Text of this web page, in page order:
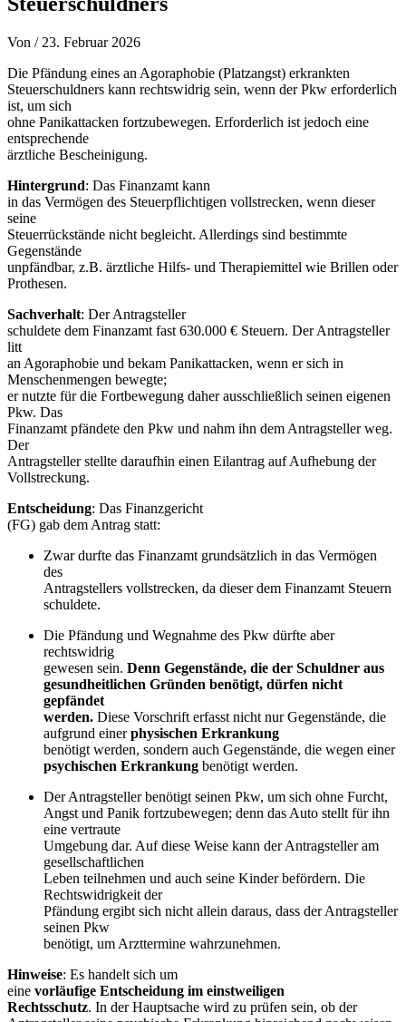
Von / 23. Februar 2026
Die Pfändung eines an Agoraphobie (Platzangst) erkrankten
Steuerschuldners kann rechtswidrig sein, wenn der Pkw erforderlich
ist, um sich
ohne Panikattacken fortzubewegen. Erforderlich ist jedoch eine
entsprechende
ärztliche Bescheinigung.
Hintergrund: Das Finanzamt kann
in das Vermögen des Steuerpflichtigen vollstrecken, wenn dieser
seine
Steuerrückstände nicht begleicht. Allerdings sind bestimmte
Gegenstände
unpfändbar, z.B. ärztliche Hilfs- und Therapiemittel wie Brillen oder
Prothesen.
Sachverhalt: Der Antragsteller
schuldete dem Finanzamt fast 630.000 € Steuern. Der Antragsteller
litt
an Agoraphobie und bekam Panikattacken, wenn er sich in
Menschenmengen bewegte;
er nutzte für die Fortbewegung daher ausschließlich seinen eigenen
Pkw. Das
Finanzamt pfändete den Pkw und nahm ihn dem Antragsteller weg.
Der
Antragsteller stellte daraufhin einen Eilantrag auf Aufhebung der
Vollstreckung.
Entscheidung: Das Finanzgericht
(FG) gab dem Antrag statt:
Zwar durfte das Finanzamt grundsätzlich in das Vermögen
des
Antragstellers vollstrecken, da dieser dem Finanzamt Steuern
schuldete.
Die Pfändung und Wegnahme des Pkw dürfte aber
rechtswidrig
gewesen sein. Denn Gegenstände, die der Schuldner aus
gesundheitlichen Gründen benötigt, dürfen nicht
gepfändet
werden. Diese Vorschrift erfasst nicht nur Gegenstände, die
aufgrund einerphysischen Erkrankung
benötigt werden, sondern auch Gegenstände, die wegen einer
psychischen Erkrankung benötigt werden.
Der Antragsteller benötigt seinen Pkw, um sich ohne Furcht,
Angst und Panik fortzubewegen; denn das Auto stellt für ihn
eine vertraute
Umgebung dar. Auf diese Weise kann der Antragsteller am
gesellschaftlichen
Leben teilnehmen und auch seine Kinder befördern. Die
Rechtswidrigkeit der
Pfändung ergibt sich nicht allein daraus, dass der Antragsteller
seinen Pkw
benötigt, um Arzttermine wahrzunehmen.
Hinweise: Es handelt sich um
eine vorläufige Entscheidung im einstweiligen
Rechtsschutz. In der Hauptsache wird zu prüfen sein, ob der